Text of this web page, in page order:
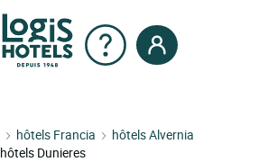
hôtels Francia
hôtels Alvernia
hôtels Dunieres